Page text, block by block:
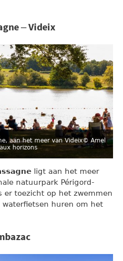
– Videix
aan het meer van Videix© Amel
horizons
ligt aan het meer
natuurpark Périgord-
er toezicht op het zwemmen
huren om het